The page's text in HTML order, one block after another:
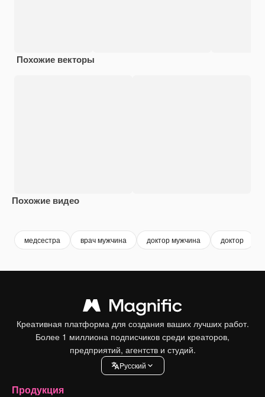
Похожие векторы
Похожие видео
медсестра врач мужчина доктор мужчина доктор
Креативная платформа для создания ваших лучших работ.
Более 1 миллиона подписчиков среди креаторов,
предприятий, агентств и студий.
Pусский
Продукция